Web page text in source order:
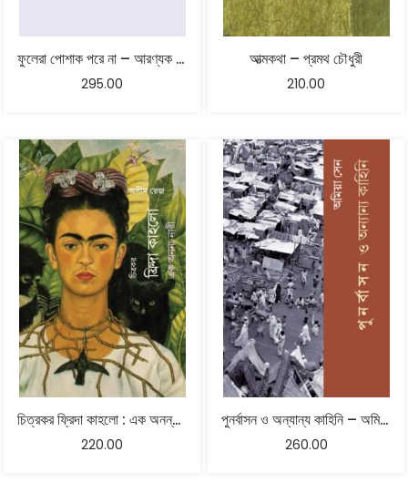
ফুলেরা পোশাক পরে না – আরণ্যক টিটো
295.00
আত্মকথা – প্রমথ চৌধুরী
210.00
চিত্রকর ফ্রিদা কাহলো : এক অনন্য নারী – অসীম রেজ
220.00
পুনর্বাসন ও অন্যান্য কাহিনি – অমিয়া সেন
260.00